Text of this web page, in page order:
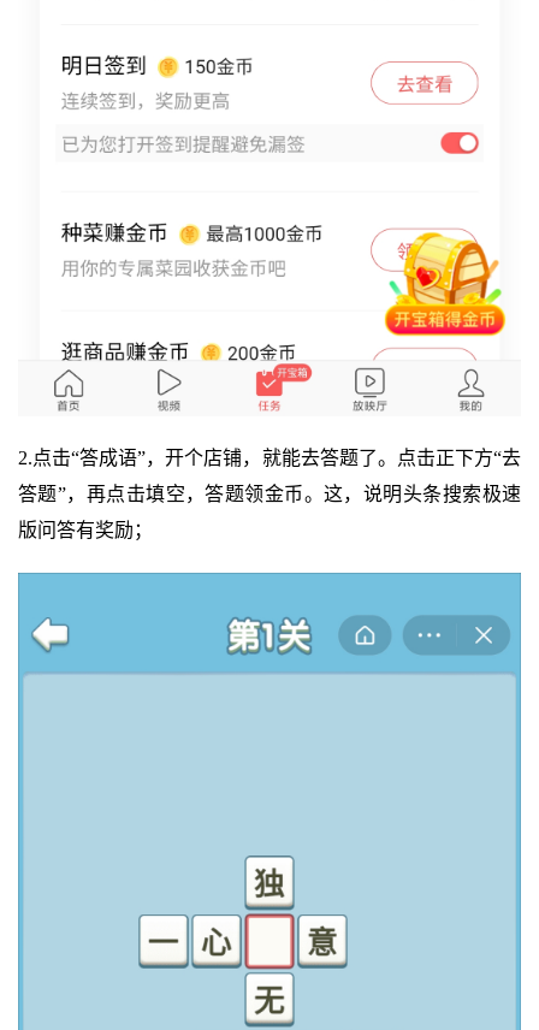
2.点击“答成语”，开个店铺，就能去答题了。点击正下方“去
答题”，再点击填空，答题领金币。这，说明头条搜索极速
版问答有奖励；